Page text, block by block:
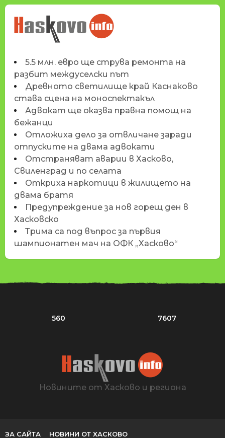
НОВИНИТЕ НА
HASKOVO.INFO
5.5 млн. евро ще струва ремонта на
разбит междуселски път
Древното светилище край Каснаково
става сцена на моноспектакъл
Адвокат ще оказва правна помощ на
бежанци
Отложиха дело за отвличане заради
отпуските на двама адвокати
Отстраняват аварии в Хасково,
Свиленград и по селата
Откриха наркотици в жилището на
двама братя
Предупреждение за нов горещ ден в
Хасковско
Трима са под въпрос за първия
шампионатен мач на ОФК „Хасково“
560 7607
Новините от Хасково и региона
ЗА САЙТА НОВИНИ ОТ ХАСКОВО